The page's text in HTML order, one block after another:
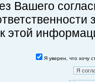
Вашего
этой
Я уверен, что хочу